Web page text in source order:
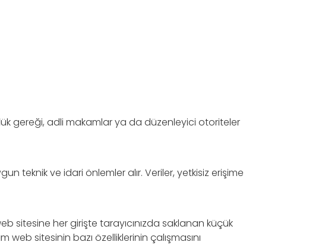
gereği, adli makamlar ya da düzenleyici otoriteler
teknik ve idari önlemler alır. Veriler, yetkisiz erişime
sitesine her girişte tarayıcınızda saklanan küçük
web sitesinin bazı özelliklerinin çalışmasını